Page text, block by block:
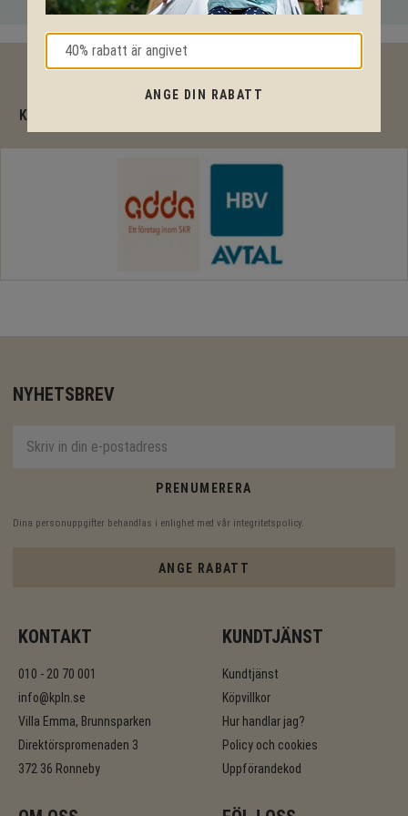
40% rabatt
KPLN Design är en komplett RAM-avtalsleverantör
NYHETSBREV
PRENUMERERA
Dina personuppgifter behandlas i enlighet med vår integritetspolicy
ANGE RABATT
KONTAKT
010 - 20 70 001
info@kpln.se
Villa Emma, Brunnsparken
Direktörspromenaden 3
372 36 Ronneby
KUNDTJÄNST
Kundtjänst
Köpvillkor
Hur handlar jag?
Policy och cookies
Uppförandekod
ANGE DIN RABATT